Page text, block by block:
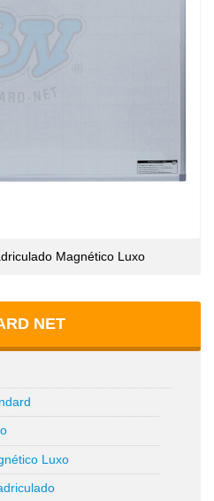
NET
Luxo
Magnético Luxo